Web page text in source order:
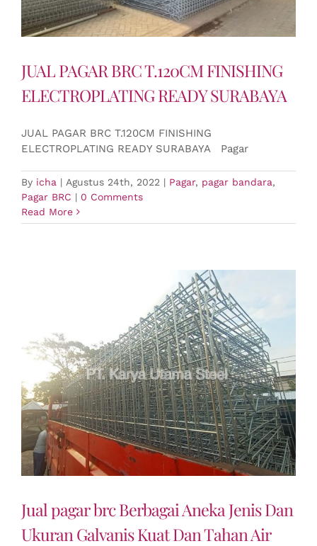
JUAL PAGAR BRC T.120CM FINISHING
ELECTROPLATING READY SURABAYA
JUAL PAGAR BRC T.120CM FINISHING
ELECTROPLATING READY SURABAYA Pagar
By icha | Agustus 24th, 2022 | Pagar, pagar bandara,
Pagar BRC | 0 Comments
Read More
Jual pagar brc Berbagai Aneka Jenis Dan
Ukuran Galvanis Kuat Dan Tahan Air